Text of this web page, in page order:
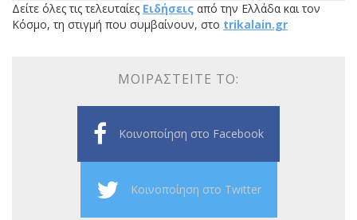
Δείτε όλες τις τελευταίες Ειδήσεις από την Ελλάδα και τον
Κόσμο, τη στιγμή που συμβαίνουν, στο trikalain.gr
ΜΟΙΡΑΣΤΕΊΤΕ ΤΟ:
Κοινοποίηση στο Facebook
Κοινοποίηση στο Twitter